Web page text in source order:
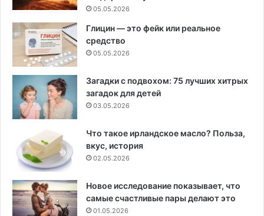
05.05.2026
Глицин — это фейк или реальное
средство
05.05.2026
Загадки с подвохом: 75 лучших хитрых
загадок для детей
03.05.2026
Что такое ирландское масло? Польза,
вкус, история
02.05.2026
Новое исследование показывает, что
самые счастливые пары делают это
01.05.2026